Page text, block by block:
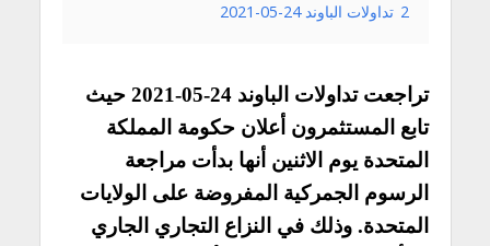
2 تداولات الباوند 24-05-2021
تراجعت تداولات الباوند 24-05-2021 حيث
تابع المستثمرون أعلان حكومة المملكة
المتحدة يوم الاثنين أنها بدأت مراجعة
الرسوم الجمركية المفروضة على الولايات
المتحدة. وذلك في النزاع التجاري الجاري